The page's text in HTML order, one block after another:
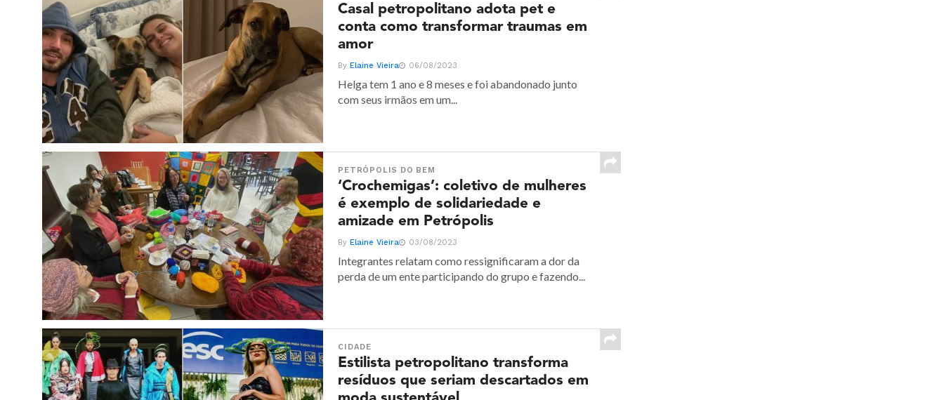
Casal petropolitano adota pet e
conta como transformar traumas em
amor
ByElaine Vieira 06/08/2023
Helga tem 1 ano e 8 meses e foi abandonado junto
com seus irmãos em um...
PETRÓPOLIS DO BEM
‘Crochemigas’: coletivo de mulheres
é exemplo de solidariedade e
amizade em Petrópolis
ByElaine Vieira 03/08/2023
Integrantes relatam como ressignificaram a dor da
perda de um ente participando do grupo e fazendo...
CIDADE
Estilista petropolitano transforma
resíduos que seriam descartados em